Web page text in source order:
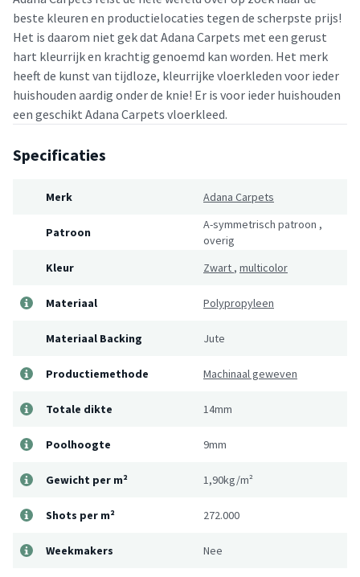
beste kleuren en productielocaties tegen de scherpste prijs!
Het is daarom niet gek dat Adana Carpets met een gerust
hart kleurrijk en krachtig genoemd kan worden. Het merk
heeft de kunst van tijdloze, kleurrijke vloerkleden voor ieder
huishouden aardig onder de knie! Er is voor ieder huishouden
een geschikt Adana Carpets vloerkleed.
Specificaties
Merk Adana Carpets
Patroon
A-symmetrisch patroon ,
overig
Kleur
Zwart , multicolor
Materiaal Polypropyleen
Materiaal Backing Jute
Productiemethode Machinaal geweven
Totale dikte 14mm
Poolhoogte 9mm
Gewicht per m² 1,90kg/m²
Shots per m² 272.000
Weekmakers Nee